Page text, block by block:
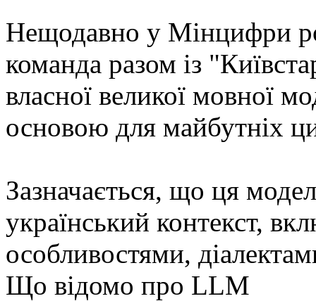
Нещодавно у Мінцифри
команда разом із
власної великої мовної
основою для майбутніх
Зазначається, що ця
український контекст,
особливостями,
Що відомо про LLM